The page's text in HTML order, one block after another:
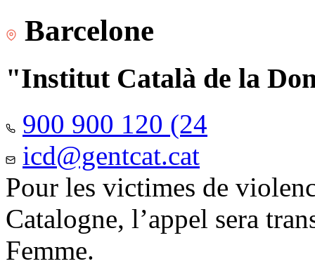
Barcelone
"Institut Català de la
900 900 120 (24
icd@gentcat.cat
Pour les victimes de
Catalogne, l’appel sera
Femme.